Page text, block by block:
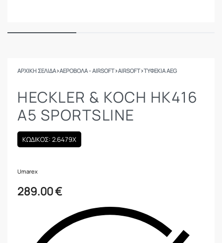
ΑΡΧΙΚΉ ΣΕΛΊΔΑ›ΑΕΡΟΒΟΛΑ - AIRSOFT›AIRSOFT›ΤΥΦΈΚΙΑ AEG
HECKLER & KOCH HK416
A5 SPORTSLINE
ΚΩΔΙΚΟΣ: 2.6479X
Umarex
289.00€